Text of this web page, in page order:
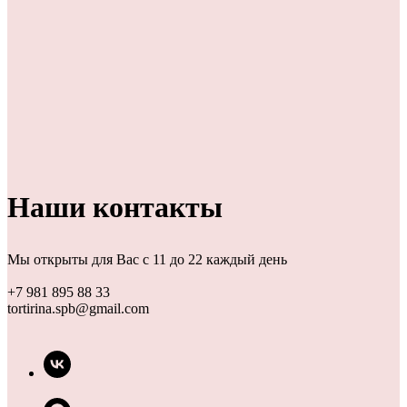
Наши контакты
Мы открыты для Вас с 11 до 22 каждый день
+7 981 895 88 33
tortirina.spb@gmail.com